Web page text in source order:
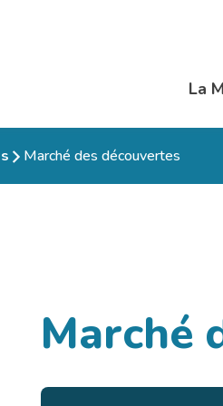
La
Marché des découvertes
Marché